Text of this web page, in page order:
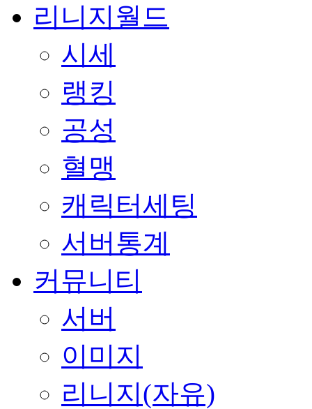
리니지월드
시세
랭킹
공성
혈맹
캐릭터세팅
서버통계
커뮤니티
서버
이미지
리니지(자유)